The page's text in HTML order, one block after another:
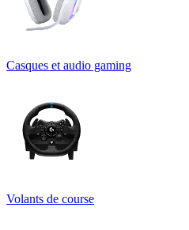
Casques et audio gaming
Volants de course